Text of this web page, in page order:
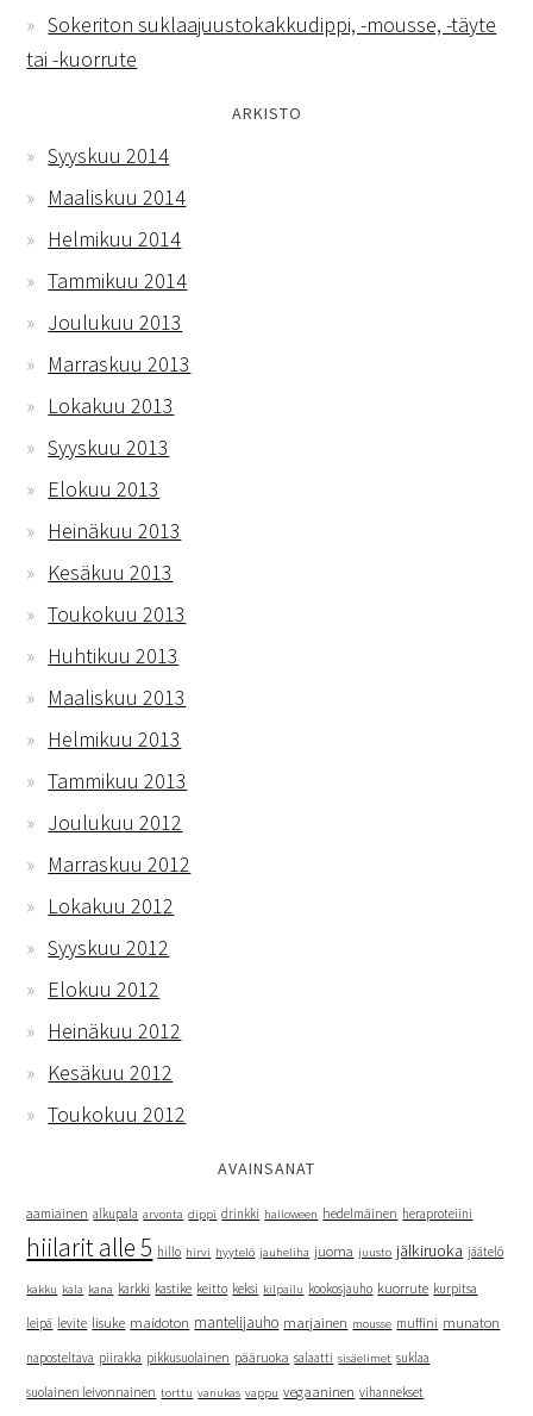
Sokeriton suklaajuustokakkudippi, -mousse, -täyte
tai -kuorrute
ARKISTO
Syyskuu 2014
Maaliskuu 2014
Helmikuu 2014
Tammikuu 2014
Joulukuu 2013
Marraskuu 2013
Lokakuu 2013
Syyskuu 2013
Elokuu 2013
Heinäkuu 2013
Kesäkuu 2013
Toukokuu 2013
Huhtikuu 2013
Maaliskuu 2013
Helmikuu 2013
Tammikuu 2013
Joulukuu 2012
Marraskuu 2012
Lokakuu 2012
Syyskuu 2012
Elokuu 2012
Heinäkuu 2012
Kesäkuu 2012
Toukokuu 2012
AVAINSANAT
aamiainen alkupala arvonta dippi drinkki halloween hedelmäinen heraproteiini
hiilarit alle 5 hillo hirvi hyytelö jauheliha juoma juusto jälkiruoka jäätelö
kakku kala kana karkki kastike keitto keksi kilpailu kookosjauho kuorrute kurpitsa
leipä levite lisuke maidoton mantelijauho marjainen mousse muffini munaton
naposteltava piirakka pikkusuolainen pääruoka salaatti sisäelimet suklaa
suolainen leivonnainen torttu vanukas vappu vegaaninen vihannekset